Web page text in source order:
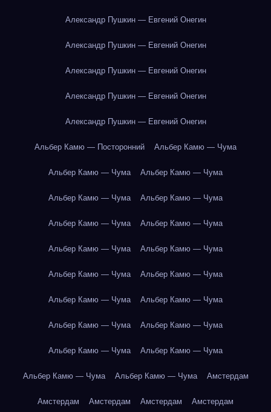
Александр Пушкин — Евгений Онегин
Александр Пушкин — Евгений Онегин
Александр Пушкин — Евгений Онегин
Александр Пушкин — Евгений Онегин
Александр Пушкин — Евгений Онегин
Альбер Камю — Посторонний Альбер Камю — Чума
Альбер Камю — Чума Альбер Камю — Чума
Альбер Камю — Чума Альбер Камю — Чума
Альбер Камю — Чума Альбер Камю — Чума
Альбер Камю — Чума Альбер Камю — Чума
Альбер Камю — Чума Альбер Камю — Чума
Альбер Камю — Чума Альбер Камю — Чума
Альбер Камю — Чума Альбер Камю — Чума
Альбер Камю — Чума Альбер Камю — Чума
Альбер Камю — Чума Альбер Камю — Чума Амстердам
Амстердам Амстердам Амстердам Амстердам